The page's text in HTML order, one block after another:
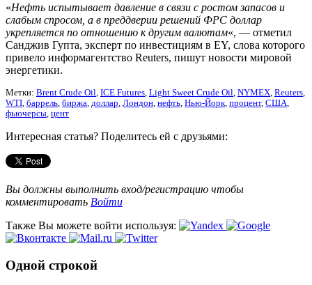
«Нефть испытывает давление в связи с ростом запасов и
слабым спросом, а в преддверии решений ФРС доллар
укрепляется по отношению к другим валютам«, — отметил
Санджив Гупта, эксперт по инвестициям в EY, слова которого
привело информагентство Reuters, пишут новости мировой
энергетики.
Метки: Brent Crude Oil, ICE Futures, Light Sweet Crude Oil, NYMEX, Reuters,
WTI, баррель, биржа, доллар, Лондон, нефть, Нью-Йорк, процент, США,
фьючерсы, цент
Интересная статья? Поделитесь ей с друзьями:
Вы должны выполнить вход/регистрацию чтобы
комментировать Войти
Также Вы можете войти используя:
Одной строкой